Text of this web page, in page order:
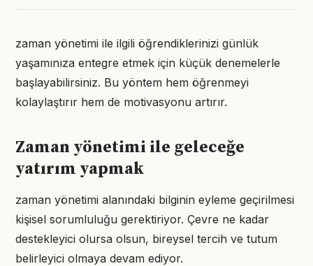
zaman yönetimi ile ilgili öğrendiklerinizi günlük
yaşamınıza entegre etmek için küçük denemelerle
başlayabilirsiniz. Bu yöntem hem öğrenmeyi
kolaylaştırır hem de motivasyonu artırır.
Zaman yönetimi ile geleceğe
yatırım yapmak
zaman yönetimi alanındaki bilginin eyleme geçirilmesi
kişisel sorumluluğu gerektiriyor. Çevre ne kadar
destekleyici olursa olsun, bireysel tercih ve tutum
belirleyici olmaya devam ediyor.